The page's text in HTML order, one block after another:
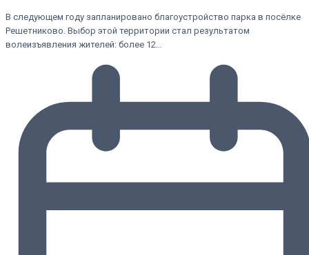
В следующем году запланировано благоустройство парка в посёлке
Решетниково. Выбор этой территории стал результатом
волеизъявления жителей: более 12…